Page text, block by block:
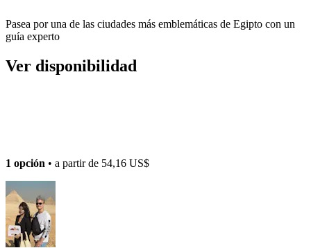
Pasea por una de las ciudades más emblemáticas de Egipto con un
guía experto
Ver disponibilidad
1 opción • a partir de 54,16 US$